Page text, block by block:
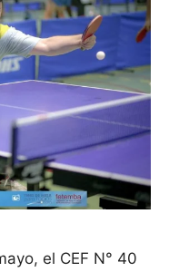
el CEF N° 40